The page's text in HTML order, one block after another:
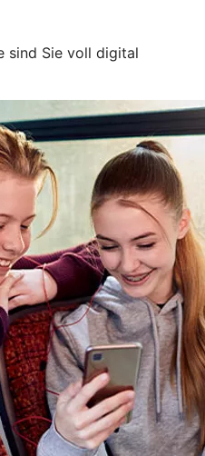
sind Sie voll digital